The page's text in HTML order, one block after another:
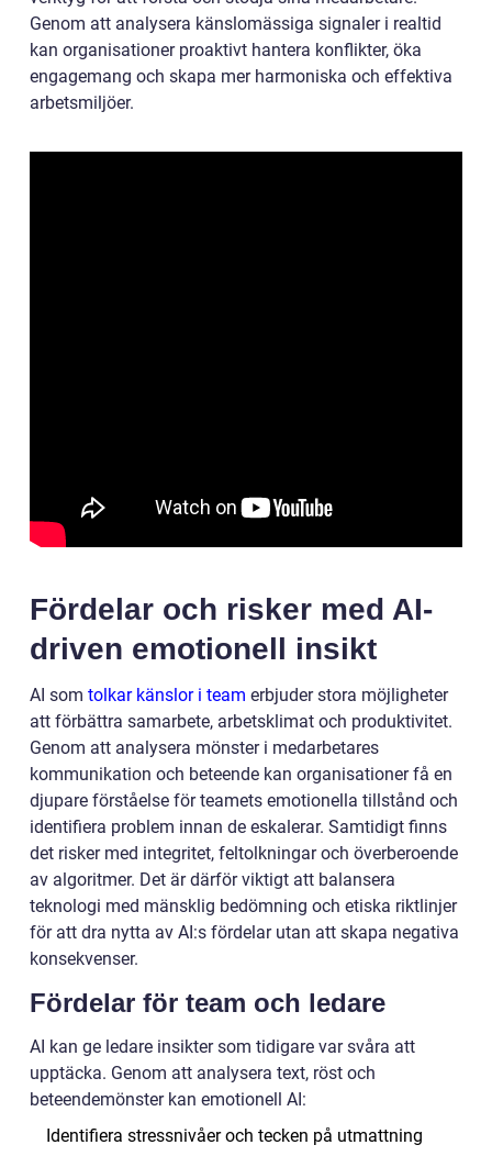
Genom att analysera känslomässiga signaler i realtid
kan organisationer proaktivt hantera konflikter, öka
engagemang och skapa mer harmoniska och effektiva
arbetsmiljöer.
Fördelar och risker med AI-
driven emotionell insikt
AI som tolkar känslor i team erbjuder stora möjligheter
att förbättra samarbete, arbetsklimat och produktivitet.
Genom att analysera mönster i medarbetares
kommunikation och beteende kan organisationer få en
djupare förståelse för teamets emotionella tillstånd och
identifiera problem innan de eskalerar. Samtidigt finns
det risker med integritet, feltolkningar och överberoende
av algoritmer. Det är därför viktigt att balansera
teknologi med mänsklig bedömning och etiska riktlinjer
för att dra nytta av AI:s fördelar utan att skapa negativa
konsekvenser.
Fördelar för team och ledare
AI kan ge ledare insikter som tidigare var svåra att
upptäcka. Genom att analysera text, röst och
beteendemönster kan emotionell AI:
Identifiera stressnivåer och tecken på utmattning